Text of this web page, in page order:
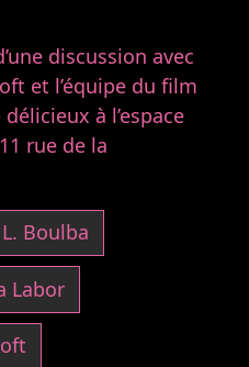
discussion avec
et l’équipe du film
à l’espace
rue de la
Boulba
Labor